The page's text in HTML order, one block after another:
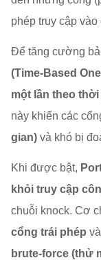
phép truy cập
Để tăng cường
(Time-Based
một lần theo thời
này khiến các
gian) và khó bị
Khi được bật,
khỏi truy cập
chuỗi knock. Cơ
cổng trái phép và
brute-force (thử